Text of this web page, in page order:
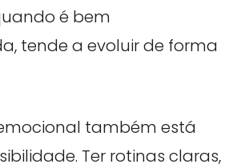
é bem
tende a evoluir de forma
também está
Ter rotinas claras,